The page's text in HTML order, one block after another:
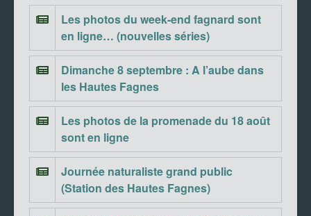
Les photos du week-end fagnard sont
en ligne… (nouvelles séries)
Dimanche 8 septembre : A l’aube dans
les Hautes Fagnes
Les photos de la promenade du 18 août
sont en ligne
Journée naturaliste grand public
(Station des Hautes Fagnes)